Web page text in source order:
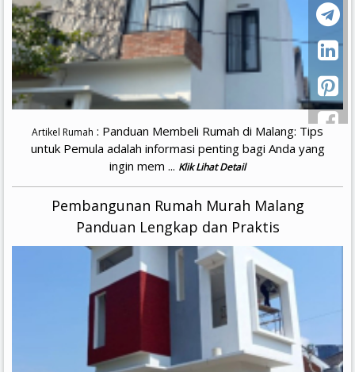
Artikel Rumah : Panduan Membeli Rumah di Malang: Tips
untuk Pemula adalah informasi penting bagi Anda yang
ingin mem ... Klik Lihat Detail
Pembangunan Rumah Murah Malang
Panduan Lengkap dan Praktis